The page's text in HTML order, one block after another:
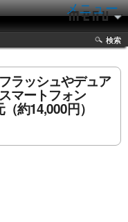
メニュー
検索
ラッシュやデュア
マートフォン
約14,000円）